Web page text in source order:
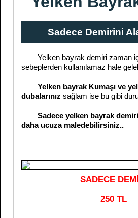
Sadece Demirini
Yelken bayrak demiri zaman
sebeplerden kullanılamaz hale
Yelken bayrak Kumaşı ve
dubalarınız sağlam ise bu gibi
Sadece yelken bayrak
daha ucuza maledebilirsiniz..
SADECE
250 TL